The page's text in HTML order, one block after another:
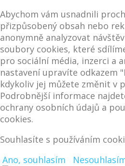
Abychom vám usnadnili
přizpůsobený obsah nebo
anonymně analyzovat
soubory cookies, které
pro sociální média, inzerci a
nastavení upravíte odkazem
kdykoliv jej můžete změnit v
Podrobnější informace
ochrany osobních údajů a
cookies.
Souhlasíte s používáním
Ano, souhlasím